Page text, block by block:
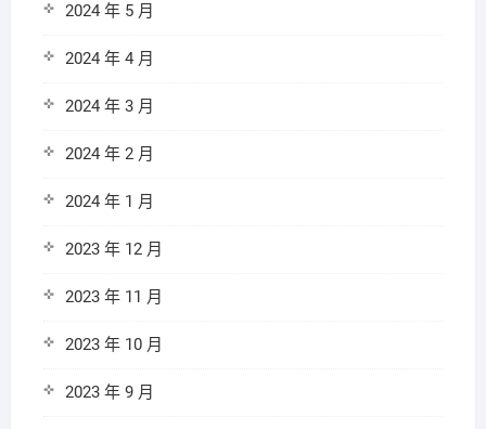
2024 年 5 月
2024 年 4 月
2024 年 3 月
2024 年 2 月
2024 年 1 月
2023 年 12 月
2023 年 11 月
2023 年 10 月
2023 年 9 月